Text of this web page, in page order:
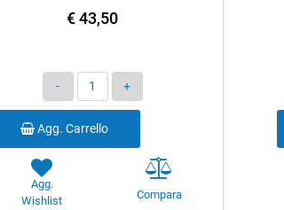
€ 43,50
Quantità
Agg. Carrello
Agg.
Wishlist
Compara